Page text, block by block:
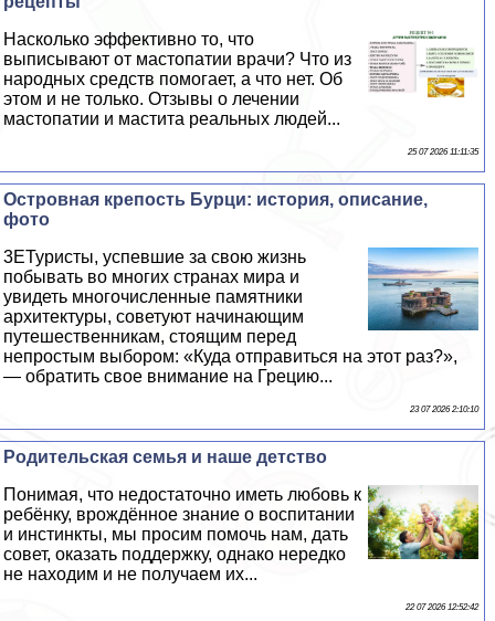
Насколько эффективно то, что
выписывают от мастопатии врачи? Что из
народных средств помогает, а что нет. Об
этом и не только. Отзывы о лечении
мастопатии и мастита реальных людей...
25 07 2026 11:11:35
Островная крепость Бурци: история, описание,
фото
3EТуристы, успевшие за свою жизнь
побывать во многих странах мира и
увидеть многочисленные памятники
архитектуры, советуют начинающим
путешественникам, стоящим перед
непростым выбором: «Куда отправиться на этот раз?»,
— обратить свое внимание на Грецию...
23 07 2026 2:10:10
Родительская семья и наше детство
Понимая, что недостаточно иметь любовь к
ребёнку, врождённое знание о воспитании
и инстинкты, мы просим помочь нам, дать
совет, оказать поддержку, однако нередко
не находим и не получаем их...
22 07 2026 12:52:42